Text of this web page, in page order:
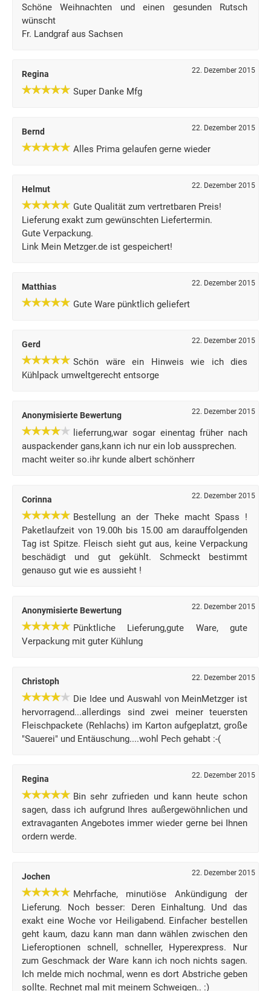
Schöne Weihnachten und einen gesunden Rutsch
wünscht
Fr. Landgraf aus Sachsen
Regina 22. Dezember 2015
Super Danke Mfg
Bernd 22. Dezember 2015
Alles Prima gelaufen gerne wieder
Helmut 22. Dezember 2015
Gute Qualität zum vertretbaren Preis!
Lieferung exakt zum gewünschten Liefertermin.
Gute Verpackung.
Link Mein Metzger.de ist gespeichert!
Matthias 22. Dezember 2015
Gute Ware pünktlich geliefert
Gerd 22. Dezember 2015
Schön wäre ein Hinweis wie ich dies
Kühlpack umweltgerecht entsorge
Anonymisierte Bewertung 22. Dezember 2015
lieferrung,war sogar einentag früher nach
auspackender gans,kann ich nur ein lob aussprechen.
macht weiter so.ihr kunde albert schönherr
Corinna 22. Dezember 2015
Bestellung an der Theke macht Spass !
Paketlaufzeit von 19.00h bis 15.00 am darauffolgenden
Tag ist Spitze. Fleisch sieht gut aus, keine Verpackung
beschädigt und gut gekühlt. Schmeckt bestimmt
genauso gut wie es aussieht !
Anonymisierte Bewertung 22. Dezember 2015
Pünktliche Lieferung,gute Ware, gute
Verpackung mit guter Kühlung
Christoph 22. Dezember 2015
Die Idee und Auswahl von MeinMetzger ist
hervorragend...allerdings sind zwei meiner teuersten
Fleischpackete (Rehlachs) im Karton aufgeplatzt, große
"Sauerei" und Entäuschung....wohl Pech gehabt :-(
Regina 22. Dezember 2015
Bin sehr zufrieden und kann heute schon
sagen, dass ich aufgrund Ihres außergewöhnlichen und
extravaganten Angebotes immer wieder gerne bei Ihnen
ordern werde.
Jochen 22. Dezember 2015
Mehrfache, minutiöse Ankündigung der
Lieferung. Noch besser: Deren Einhaltung. Und das
exakt eine Woche vor Heiligabend. Einfacher bestellen
geht kaum, dazu kann man dann wählen zwischen den
Lieferoptionen schnell, schneller, Hyperexpress. Nur
zum Geschmack der Ware kann ich noch nichts sagen.
Ich melde mich nochmal, wenn es dort Abstriche geben
sollte. Rechnet mal mit meinem Schweigen.. :)